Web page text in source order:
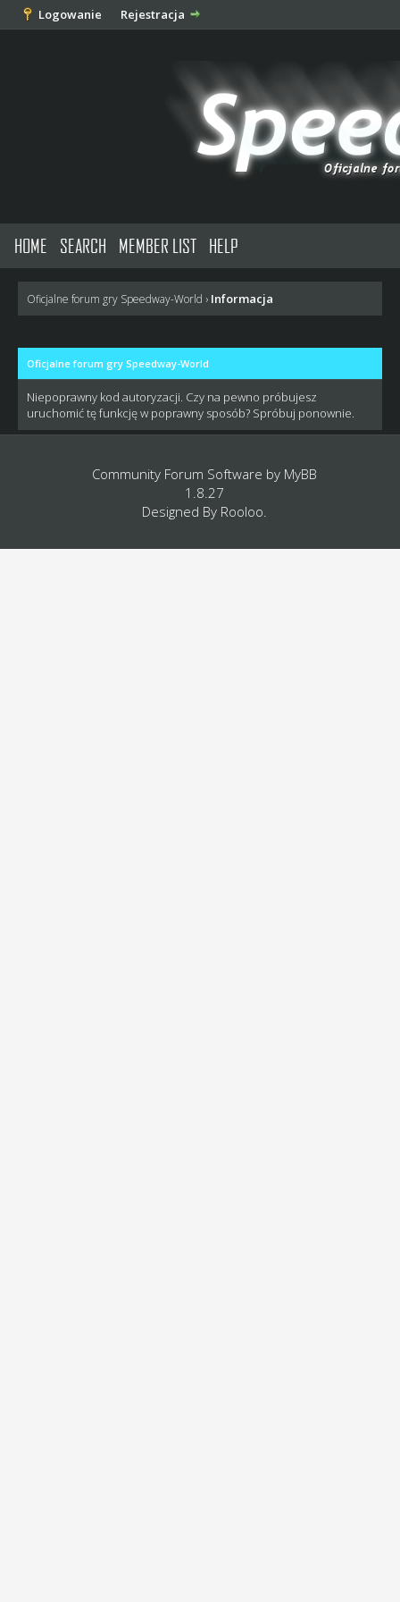
Logowanie Rejestracja
HOME SEARCH MEMBER LIST HELP
Oficjalne forum gry Speedway-World › Informacja
Oficjalne forum gry Speedway-World
Niepoprawny kod autoryzacji. Czy na pewno próbujesz
uruchomić tę funkcję w poprawny sposób? Spróbuj ponownie.
Community Forum Software by MyBB
1.8.27
Designed By Rooloo.